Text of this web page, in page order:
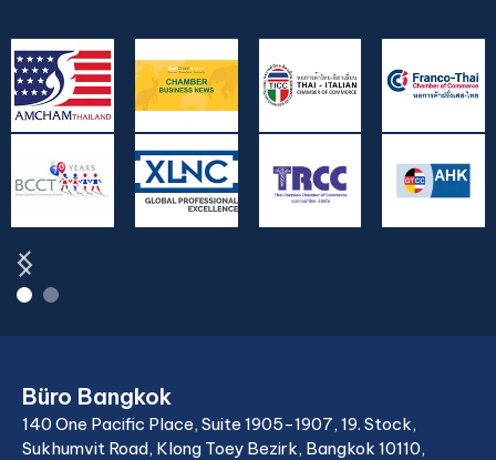
Büro Bangkok
140 One Pacific Place, Suite 1905-1907, 19. Stock,
Sukhumvit Road, Klong Toey Bezirk, Bangkok 10110,